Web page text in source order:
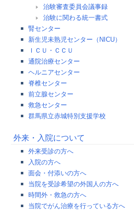
治験審査委員会議事録
治験に関わる統一書式
腎センター
新生児未熟児センター（NICU）
ＩＣＵ・ＣＣＵ
通院治療センター
ヘルニアセンター
脊椎センター
前立腺センター
救急センター
群馬県立赤城特別支援学校
外来・入院について
外来受診の方へ
入院の方へ
面会・付添いの方へ
当院を受診希望の外国人の方へ
時間外・救急の方へ
当院でがん治療を行っている方へ